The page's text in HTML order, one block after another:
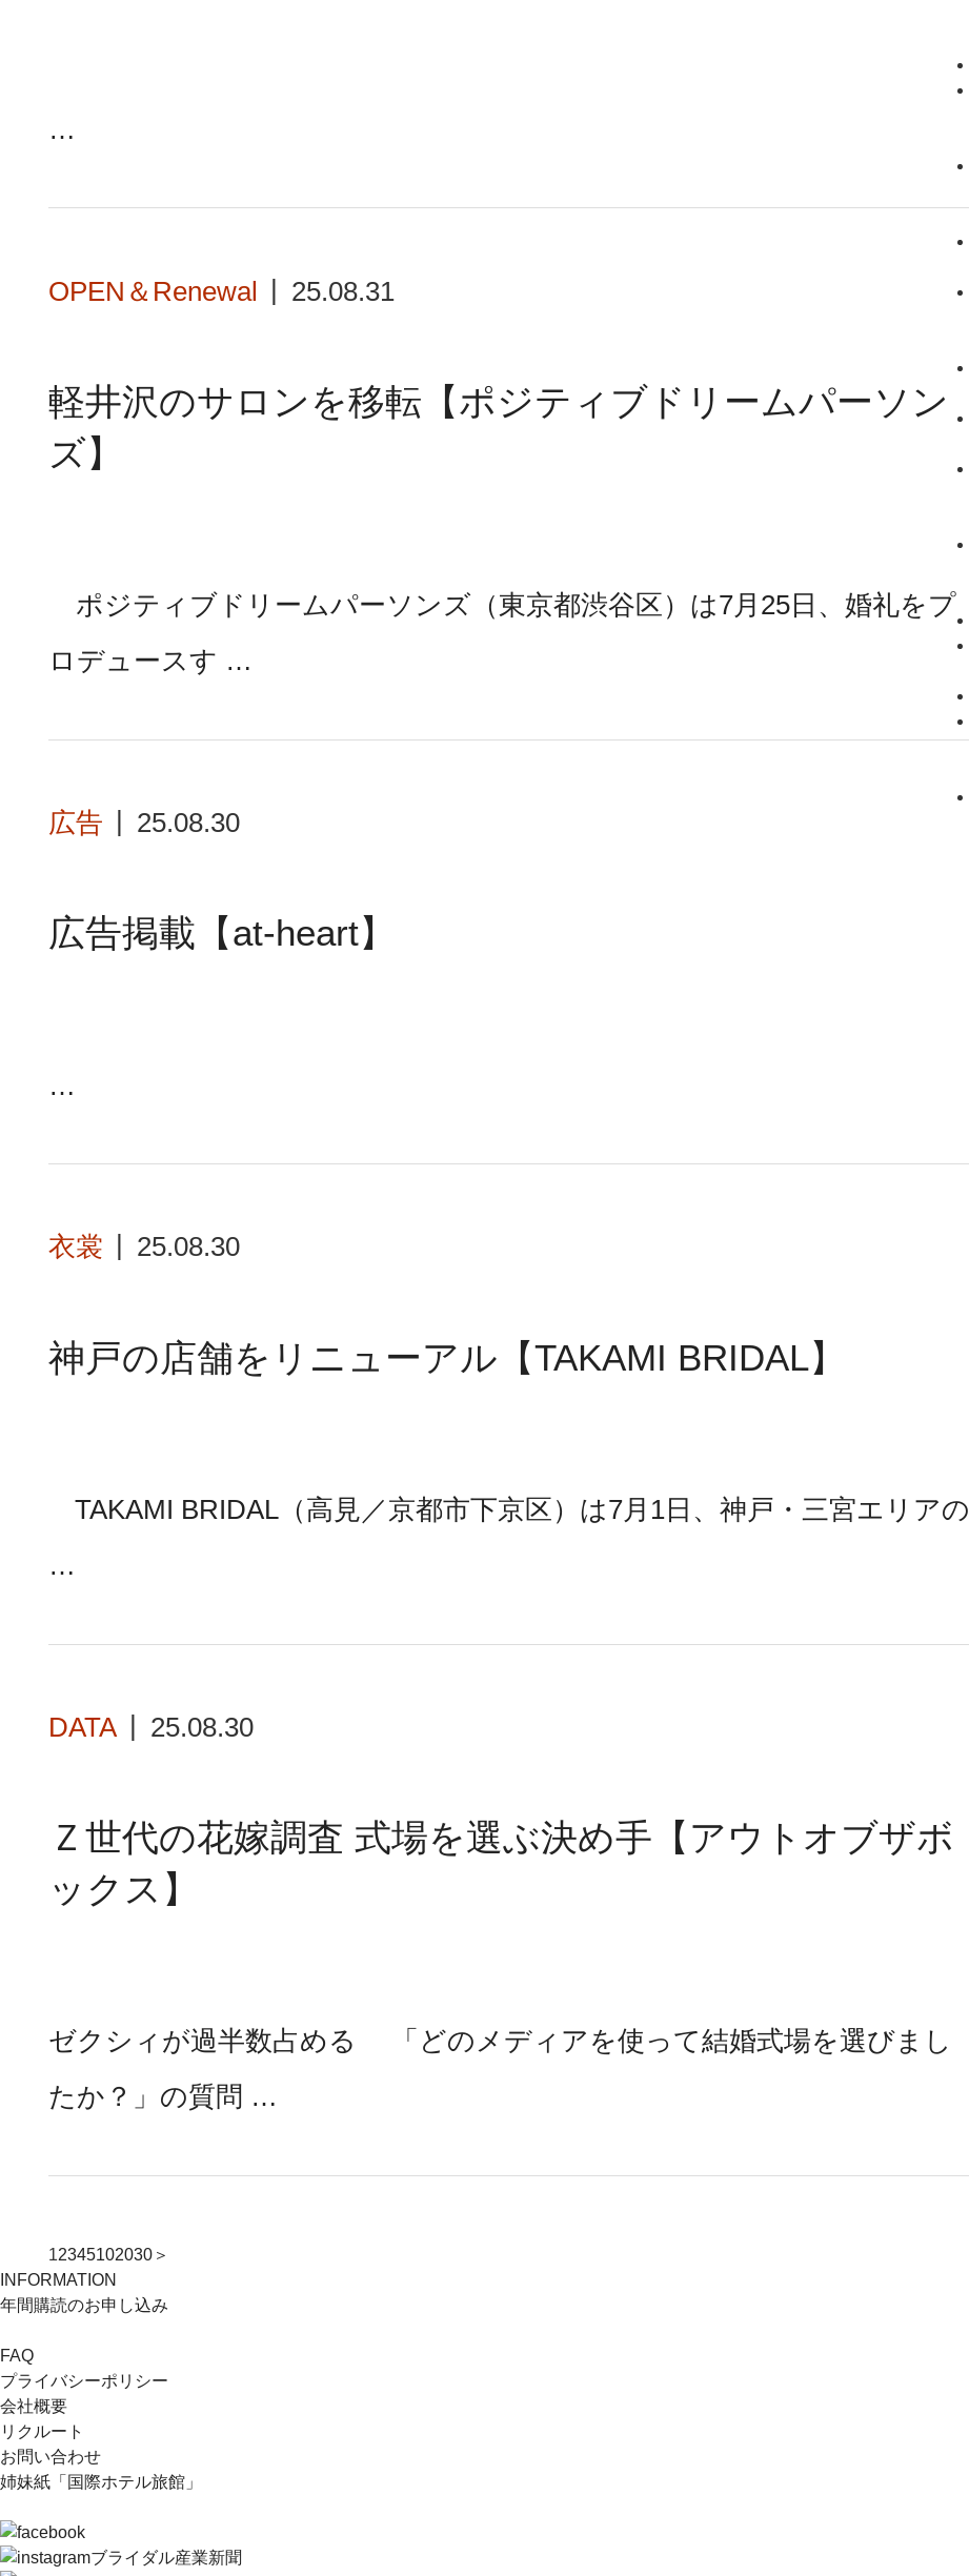
…
OPEN＆Renewal 25.08.31
軽井沢のサロンを移転【ポジティブドリームパーソン
ズ】
ポジティブドリームパーソンズ（東京都渋谷区）は7月25日、婚礼をプ
ロデュースす …
広告 25.08.30
広告掲載【at-heart】
…
衣裳 25.08.30
神戸の店舗をリニューアル【TAKAMI BRIDAL】
TAKAMI BRIDAL（高見／京都市下京区）は7月1日、神戸・三宮エリアの
…
DATA 25.08.30
Ｚ世代の花嫁調査 式場を選ぶ決め手【アウトオブザボ
ックス】
ゼクシィが過半数占める 「どのメディアを使って結婚式場を選びまし
たか？」の質問 …
12345102030＞
INFORMATION
年間購読のお申し込み
FAQ
プライバシーポリシー
会社概要
リクルート
お問い合わせ
姉妹紙「国際ホテル旅館」
ブライダル産業新聞